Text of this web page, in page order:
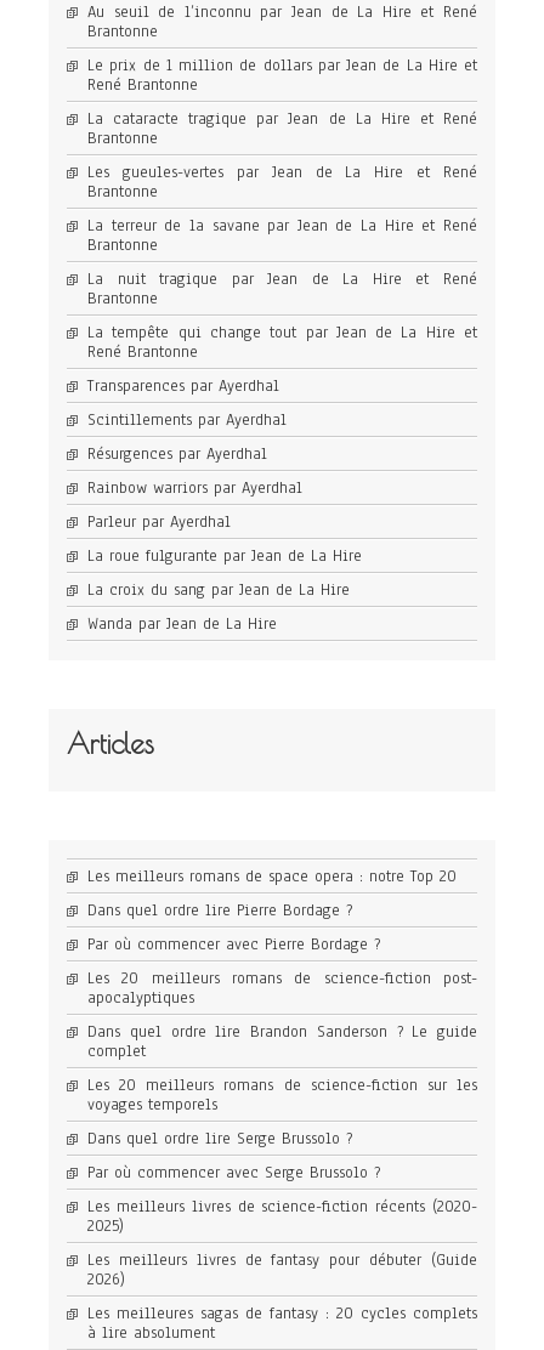
Au seuil de l’inconnu par Jean de La Hire et René
Brantonne
Le prix de 1 million de dollars par Jean de La Hire et
René Brantonne
La cataracte tragique par Jean de La Hire et René
Brantonne
Les gueules-vertes par Jean de La Hire et René
Brantonne
La terreur de la savane par Jean de La Hire et René
Brantonne
La nuit tragique par Jean de La Hire et René
Brantonne
La tempête qui change tout par Jean de La Hire et
René Brantonne
Transparences par Ayerdhal
Scintillements par Ayerdhal
Résurgences par Ayerdhal
Rainbow warriors par Ayerdhal
Parleur par Ayerdhal
La roue fulgurante par Jean de La Hire
La croix du sang par Jean de La Hire
Wanda par Jean de La Hire
Articles
Les meilleurs romans de space opera : notre Top 20
Dans quel ordre lire Pierre Bordage ?
Par où commencer avec Pierre Bordage ?
Les 20 meilleurs romans de science-fiction post-
apocalyptiques
Dans quel ordre lire Brandon Sanderson ? Le guide
complet
Les 20 meilleurs romans de science-fiction sur les
voyages temporels
Dans quel ordre lire Serge Brussolo ?
Par où commencer avec Serge Brussolo ?
Les meilleurs livres de science-fiction récents (2020-
2025)
Les meilleurs livres de fantasy pour débuter (Guide
2026)
Les meilleures sagas de fantasy : 20 cycles complets
à lire absolument